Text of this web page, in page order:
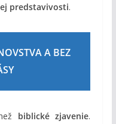
predstavivosti.
A BEZ
biblické zjavenie.